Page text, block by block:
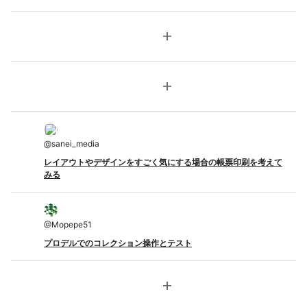
add
add
@sanei_media
レイアウトやデザインをすごく気にする場合の帳票印刷を考えて
みる
@Mopepe51
プロデルでのコレクション操作とテスト
add